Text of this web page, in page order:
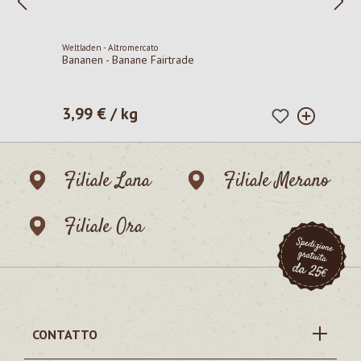
Weltladen - Altromercato
Bananen - Banane Fairtrade
Prezzo normale:
3,99 € / kg
Filiale Lana
Filiale Merano
Filiale Ora
CONTATTO